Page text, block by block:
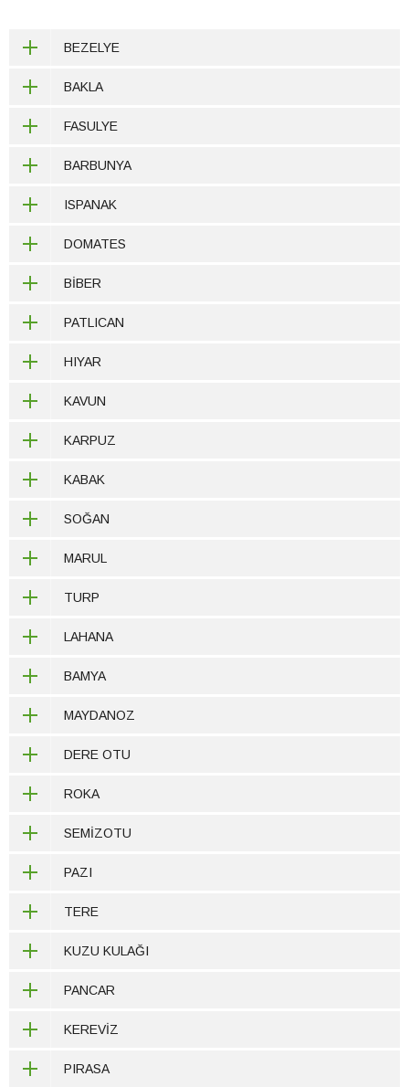
BEZELYE
BAKLA
FASULYE
BARBUNYA
ISPANAK
DOMATES
BİBER
PATLICAN
HIYAR
KAVUN
KARPUZ
KABAK
SOĞAN
MARUL
TURP
LAHANA
BAMYA
MAYDANOZ
DERE OTU
ROKA
SEMİZOTU
PAZI
TERE
KUZU KULAĞI
PANCAR
KEREVİZ
PIRASA